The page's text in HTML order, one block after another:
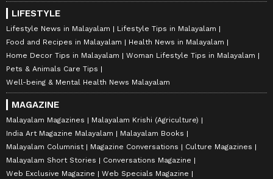
LIFESTYLE
Lifestyle News in Malayalam
Lifestyle Tips in Malayalam
Food and Recipes in Malayalam
Health News in Malayalam
Home Decor Tips in Malayalam
Woman Lifestyle Tips in Malayalam
Pets & Animals Care Tips
Well-being & Mental Health News Malayalam
MAGAZINE
Malayalam Magazines
Malayalam Krishi (Agriculture)
India Art Magazine Malayalam
Malayalam Books
Malayalam Columnist
Magazine Conversations
Culture Magazines
Malayalam Short Stories
Conversations Magazine
Web Exclusive Magazine
Web Specials Magazine